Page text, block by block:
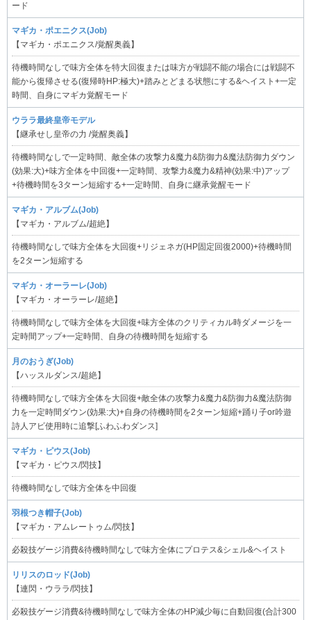
ード
マギカ・ポエニクス(Job)
【マギカ・ポエニクス/覚醒奥義】
待機時間なしで味方全体を特大回復または味方が戦闘不能の場合には戦闘不
能から復帰させる(復帰時HP:極大)+踏みとどまる状態にする&ヘイスト+一定
時間、自身にマギカ覚醒モード
ウララ最終皇帝モデル
【継承せし皇帝の力 /覚醒奥義】
待機時間なしで一定時間、敵全体の攻撃力&魔力&防御力&魔法防御力ダウン
(効果:大)+味方全体を中回復+一定時間、攻撃力&魔力&精神(効果:中)アップ
+待機時間を3ターン短縮する+一定時間、自身に継承覚醒モード
マギカ・アルブム(Job)
【マギカ・アルブム/超絶】
待機時間なしで味方全体を大回復+リジェネガ(HP固定回復2000)+待機時間
を2ターン短縮する
マギカ・オーラーレ(Job)
【マギカ・オーラーレ/超絶】
待機時間なしで味方全体を大回復+味方全体のクリティカル時ダメージを一
定時間アップ+一定時間、自身の待機時間を短縮する
月のおうぎ(Job)
【ハッスルダンス/超絶】
待機時間なしで味方全体を大回復+敵全体の攻撃力&魔力&防御力&魔法防御
力を一定時間ダウン(効果:大)+自身の待機時間を2ターン短縮+踊り子or吟遊
詩人アビ使用時に追撃[ふわふわダンス]
マギカ・ピウス(Job)
【マギカ・ピウス/閃技】
待機時間なしで味方全体を中回復
羽根つき帽子(Job)
【マギカ・アムレートゥム/閃技】
必殺技ゲージ消費&待機時間なしで味方全体にプロテス&シェル&ヘイスト
リリスのロッド(Job)
【連閃・ウララ/閃技】
必殺技ゲージ消費&待機時間なしで味方全体のHP減少毎に自動回復(合計300